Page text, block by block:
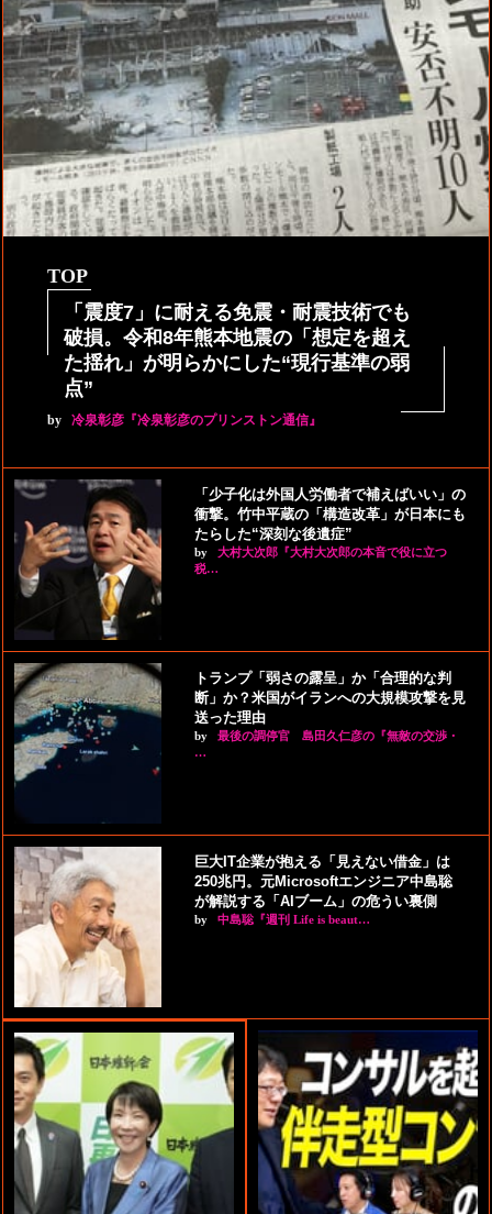
TOP
「震度7」に耐える免震・耐震技術でも
破損。令和8年熊本地震の「想定を超え
た揺れ」が明らかにした“現行基準の弱
点”
by 冷泉彰彦『冷泉彰彦のプリンストン通信』
「少子化は外国人労働者で補えばいい」の
衝撃。竹中平蔵の「構造改革」が日本にも
たらした“深刻な後遺症”
by
大村大次郎『大村大次郎の本音で役に立つ
税…
トランプ「弱さの露呈」か「合理的な判
断」か？米国がイランへの大規模攻撃を見
送った理由
by
最後の調停官 島田久仁彦の『無敵の交渉・
…
巨大IT企業が抱える「見えない借金」は
250兆円。元Microsoftエンジニア中島聡
が解説する「AIブーム」の危うい裏側
by 中島聡『週刊 Life is beaut…